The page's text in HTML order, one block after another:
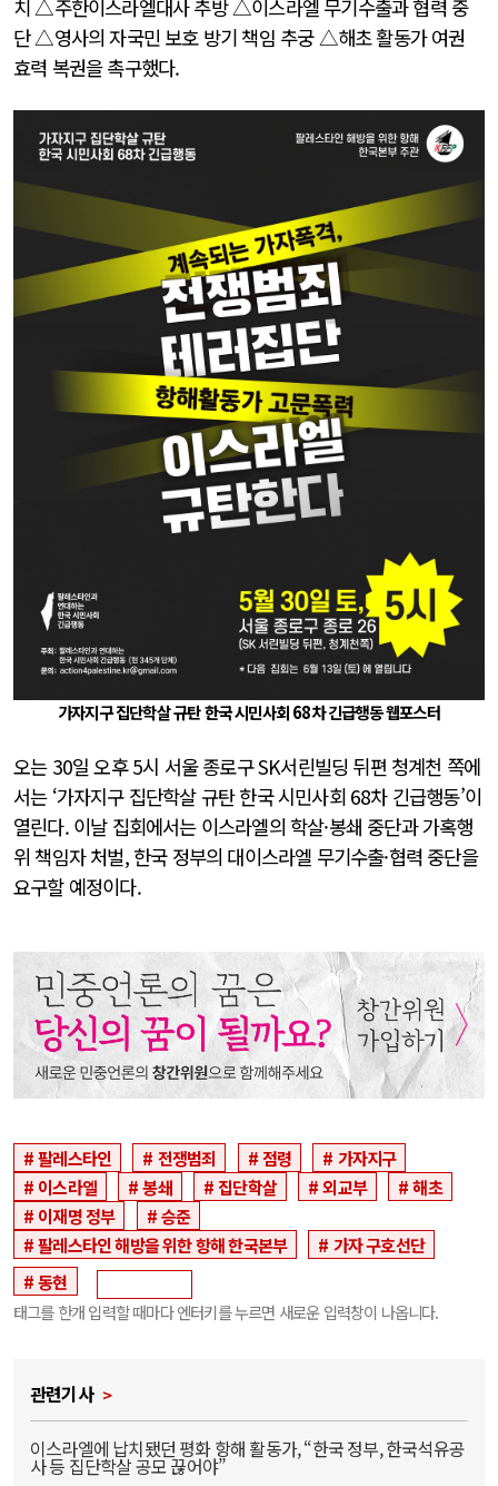
치 △주한이스라엘대사 추방 △이스라엘 무기수출과 협력 중
단 △영사의 자국민 보호 방기 책임 추궁 △해초 활동가 여권
효력 복권을 촉구했다.
가자지구 집단학살 규탄 한국 시민사회 68차 긴급행동 웹포스터
오는 30일 오후 5시 서울 종로구 SK서린빌딩 뒤편 청계천 쪽에
서는 ‘가자지구 집단학살 규탄 한국 시민사회 68차 긴급행동’이
열린다. 이날 집회에서는 이스라엘의 학살·봉쇄 중단과 가혹행
위 책임자 처벌, 한국 정부의 대이스라엘 무기수출·협력 중단을
요구할 예정이다.
팔레스타인 전쟁범죄 점령
가자지구
이스라엘
봉쇄 집단학살 외교부
해초
이재명 정부
승준
팔레스타인 해방을 위한 항해 한국본부
가자 구호선단
동현
태그를 한개 입력할 때마다 엔터키를 누르면 새로운 입력창이 나옵니다.
관련기사
이스라엘에 납치됐던 평화 항해 활동가, “한국 정부, 한국석유공
사 등 집단학살 공모 끊어야”